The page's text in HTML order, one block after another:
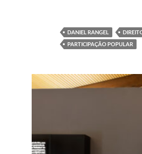
DANIEL RANGEL
PARTICIPAÇÃO POPULAR